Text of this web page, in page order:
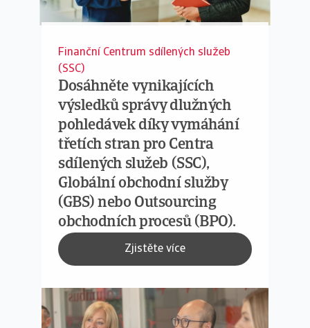
Finanční Centrum sdílených služeb
(SSC)
Dosáhněte vynikajících
výsledků správy dlužných
pohledávek díky vymáhání
třetích stran pro Centra
sdílených služeb (SSC),
Globální obchodní služby
(GBS) nebo Outsourcing
obchodních procesů (BPO).
Zjistěte více